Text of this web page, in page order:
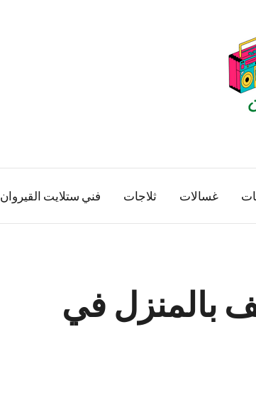
غسالات ثلاجات فني ستلايت القيروان
بالمنزل في